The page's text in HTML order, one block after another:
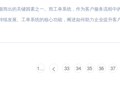
而出的关键因素之一。而工单系统，作为客户服务流程
续发展。工单系统的核心功能，阐述如何助力企业提升
1... 33 34 35 36 37